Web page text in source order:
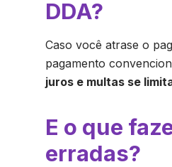
DDA?
Caso você atrase o
pagamento
juros e multas se
E o que
erradas?